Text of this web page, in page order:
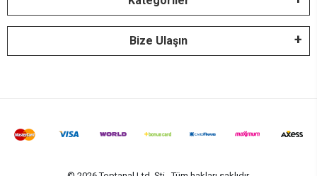
Bize Ulaşın